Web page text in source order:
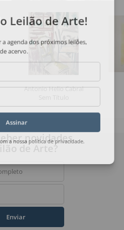
Antonio Helio Cabral
Leilão de Arte!
agenda dos próximos leilões,
acervo.
Assinar
a nossa política de privacidade
novidades
de Arte?
Enviar